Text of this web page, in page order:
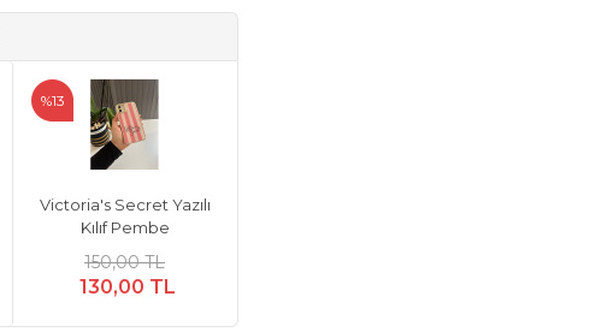
Victoria's Secret Yazılı
Kılıf Pembe
150,00 TL
130,00 TL
%13